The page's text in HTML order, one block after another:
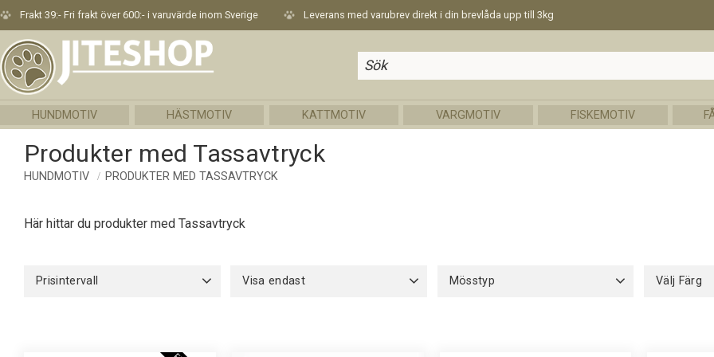
Frakt 39:- Fri frakt över 600:- i varuvärde inom Sverige Leverans med varubrev direkt i din brevlåda upp till 3kg
HUNDMOTIV HÄSTMOTIV KATTMOTIV VARGMOTIV FISKEMOTIV
Produkter med Tassavtryck
HUNDMOTIV PRODUKTER MED TASSAVTRYCK
Här hittar du produkter med Tassavtryck
Prisintervall Visa endast Mösstyp Välj Färg